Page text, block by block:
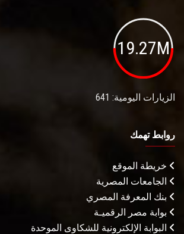
19.27M
الزيارات اليومية: 641
روابط تهمك
خريطة الموقع
الجامعات المصرية
بنك المعرفة المصري
بوابة مصر الرقميـة
البوابة الإلكترونية للشكاوى الموحدة